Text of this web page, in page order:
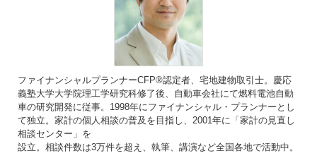
ファイナンシャルプランナーCFP®認定者、宅地建物取引士。慶応
義塾大学大学院理工学研究科修了後、自動車会社にて燃料電池自動
車の研究開発に従事。1998年にファイナンシャル・プランナーとし
て独立。家計の個人相談の普及を目指し、2001年に「家計の見直し
相談センター」を
設立。相談件数は3万件を超え、執筆、講演など全国各地で活動中。